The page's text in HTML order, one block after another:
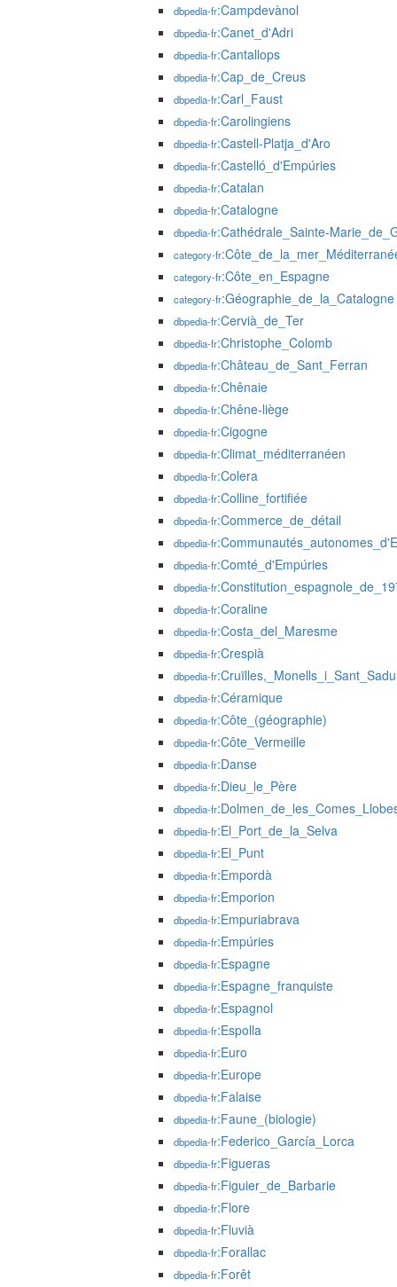
dbpedia-fr:Campdevànol
dbpedia-fr:Canet_d'Adri
dbpedia-fr:Cantallops
dbpedia-fr:Cap_de_Creus
dbpedia-fr:Carl_Faust
dbpedia-fr:Carolingiens
dbpedia-fr:Castell-Platja_d'Aro
dbpedia-fr:Castelló_d'Empúries
dbpedia-fr:Catalan
dbpedia-fr:Catalogne
dbpedia-fr:Cathédrale_Sainte-
category-fr
category-fr:Côte_en_Espagne
category-fr:Géographie_de_la_Catalogne
dbpedia-fr:Cervià_de_Ter
dbpedia-fr:Christophe_Colomb
dbpedia-fr:Château_de_Sant_Ferran
dbpedia-fr:Chênaie
dbpedia-fr:Chêne-liège
dbpedia-fr:Cigogne
dbpedia-fr:Climat_méditerranéen
dbpedia-fr:Colera
dbpedia-fr:Colline_fortifiée
dbpedia-fr:Commerce_de_détail
dbpedia-fr
dbpedia-fr:Comté_d'Empúries
dbpedia-fr
dbpedia-fr:Coraline
dbpedia-fr:Costa_del_Maresme
dbpedia-fr:Crespià
dbpedia-fr
dbpedia-fr:Céramique
dbpedia-fr:Côte_(géographie)
dbpedia-fr:Côte_Vermeille
dbpedia-fr:Danse
dbpedia-fr:Dieu_le_Père
dbpedia-fr
dbpedia-fr:El_Port_de_la_Selva
dbpedia-fr:El_Punt
dbpedia-fr:Empordà
dbpedia-fr:Emporion
dbpedia-fr:Empuriabrava
dbpedia-fr:Empúries
dbpedia-fr:Espagne
dbpedia-fr:Espagne_franquiste
dbpedia-fr:Espagnol
dbpedia-fr:Espolla
dbpedia-fr:Euro
dbpedia-fr:Europe
dbpedia-fr:Falaise
dbpedia-fr:Faune_(biologie)
dbpedia-fr:Federico_García_Lorca
dbpedia-fr:Figueras
dbpedia-fr:Figuier_de_Barbarie
dbpedia-fr:Flore
dbpedia-fr:Fluvià
dbpedia-fr:Forallac
dbpedia-fr:Forêt